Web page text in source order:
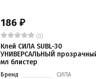
186 ₽
(0)
Клей СИЛА SUBL-30
УНИВЕРСАЛЬНЫЙ
мл блистер
Бренд
СИЛА